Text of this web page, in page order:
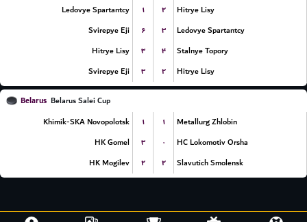
Ledovye Spartantcy
۱ ۲
Hitrye Lisy
Svirepye Eji
۶ ۳
Ledovye Spartantcy
Hitrye Lisy
۳ ۴
Stalnye Topory
Svirepye Eji
۳ ۲ Hitrye Lisy
Belarus Belarus Salei Cup
Khimik-SKA Novopolotsk
۱ ۱
Metallurg Zhlobin
HK Gomel
۳ ۰
HC Lokomotiv Orsha
HK Mogilev
۲ ۲ Slavutich Smolensk